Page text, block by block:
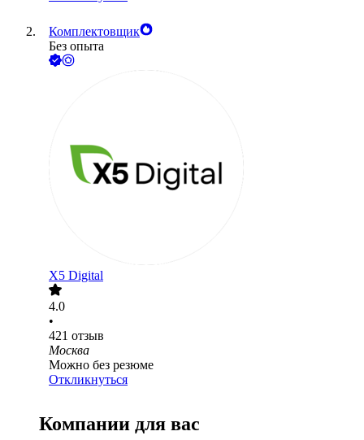
Комплектовщик
Без опыта
X5 Digital
4.0
•
421 отзыв
Москва
Можно без резюме
Откликнуться
Компании для вас